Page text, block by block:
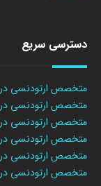
دسترسی سریع
متخصص ارتودنسی در
متخصص ارتودنسی در
متخصص ارتودنسی در
متخصص ارتودنسی
متخصص ارتودنسی
متخصص ارتودنسی